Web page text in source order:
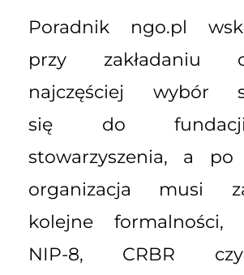
Poradnik ngo.pl
przy zakładaniu
najczęściej wybór
się do
stowarzyszenia, a po
organizacja musi
kolejne
NIP-8, CRBR